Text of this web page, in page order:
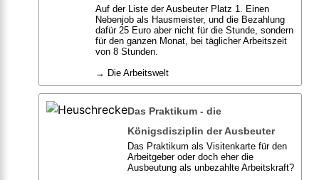
Auf der Liste der Ausbeuter Platz 1. Einen
Nebenjob als Hausmeister, und die Bezahlung
dafür 25 Euro aber nicht für die Stunde, sondern
für den ganzen Monat, bei täglicher Arbeitszeit
von 8 Stunden.
→ Die Arbeitswelt
Das Praktikum - die
Königsdisziplin der Ausbeuter
Das Praktikum als Visitenkarte für den
Arbeitgeber oder doch eher die
Ausbeutung als unbezahlte Arbeitskraft?